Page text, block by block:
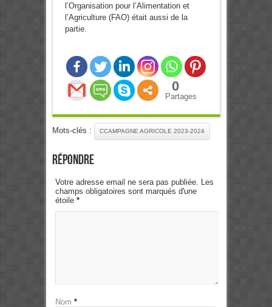
l’Organisation pour l’Alimentation et
l’Agriculture (FAO) était aussi de la
partie.
0
Partages
Mots-clés : CCAMPAGNE AGRICOLE 2023-2024
Répondre
Votre adresse email ne sera pas publiée. Les
champs obligatoires sont marqués d'une
étoile *
Nom *